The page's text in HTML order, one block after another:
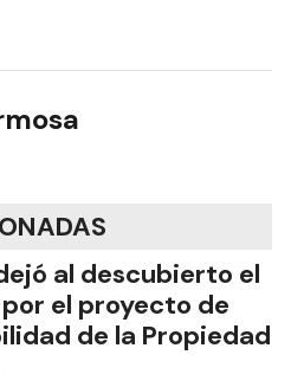
al descubierto el
el proyecto de
de la Propiedad